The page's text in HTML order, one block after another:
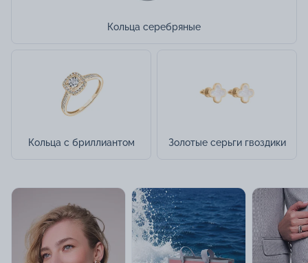
Кольца серебряные
Кольца с бриллиантом Золотые серьги гвоздики